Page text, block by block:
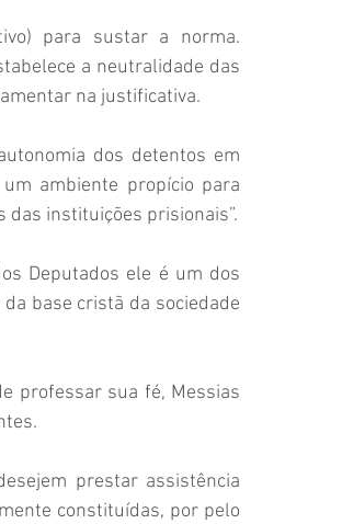
para sustar a norma.
a neutralidade das
na justificativa.
dos detentos em
ambiente propício para
instituições prisionais”.
Deputados ele é um dos
base cristã da sociedade
professar sua fé, Messias
prestar assistência
constituídas, por pelo